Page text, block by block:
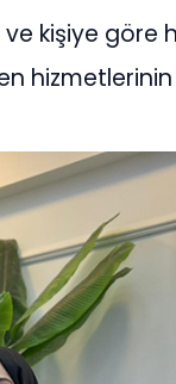
kişiye göre